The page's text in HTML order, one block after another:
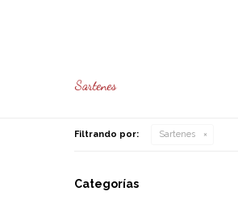
Sartenes
Filtrando por: Sartenes
Categorías